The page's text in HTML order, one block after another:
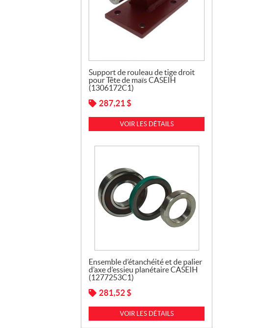
Support de rouleau de tige droit
pour Tête de maïs CASEIH
(1306172C1)
287,21 $
VOIR LES DÉTAILS
Ensemble d’étanchéité et de palier
d’axe d’essieu planétaire CASEIH
(1277253C1)
281,52 $
VOIR LES DÉTAILS